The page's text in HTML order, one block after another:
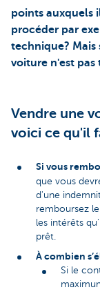
points auxquels
procéder par
technique?
voiture n'est
Vendre une
voici ce qu'il
Si vous
que vous
d'une
remboursez
les intérêts
prêt.
À combien
Si le